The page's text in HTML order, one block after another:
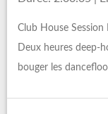
Club House
Deux heures deep-
bouger les